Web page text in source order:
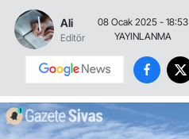
Ali
Editör
08 Ocak 2025 - 18:53
YAYINLANMA